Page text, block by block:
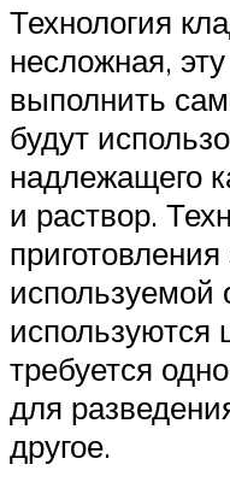
Технология
несложная,
выполнить
будут
надлежащего
и раствор.
используемой
используются
требуется
для
другое.